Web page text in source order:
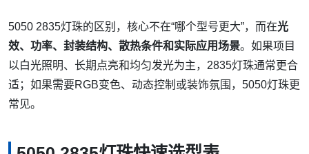
5050 2835灯珠的区别，核心不在“哪个型号更大”，而在光
效、功率、封装结构、散热条件和实际应用场景。如果项目
以白光照明、长期点亮和均匀发光为主，2835灯珠通常更合
适；如果需要RGB变色、动态控制或装饰氛围，5050灯珠更
常见。